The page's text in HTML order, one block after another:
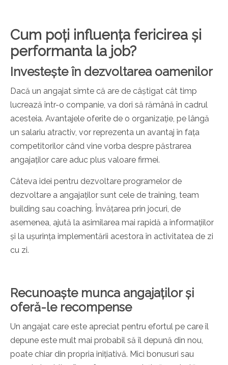
Cum poți influența fericirea și
performanta la job?
Investește în dezvoltarea oamenilor
Dacă un angajat simte că are de câștigat cât timp
lucrează într-o companie, va dori să rămână în cadrul
acesteia. Avantajele oferite de o organizație, pe lângă
un salariu atractiv, vor reprezenta un avantaj în fața
competitorilor când vine vorba despre păstrarea
angajaților care aduc plus valoare firmei.
Câteva idei pentru dezvoltare programelor de
dezvoltare a angajaților sunt cele de training, team
building sau coaching. Învățarea prin jocuri, de
asemenea, ajută la asimilarea mai rapidă a informațiilor
și la ușurința implementării acestora în activitatea de zi
cu zi.
Recunoaște munca angajaților și
oferă-le recompense
Un angajat care este apreciat pentru efortul pe care îl
depune este mult mai probabil să îl depună din nou,
poate chiar din propria inițiativă. Mici bonusuri sau